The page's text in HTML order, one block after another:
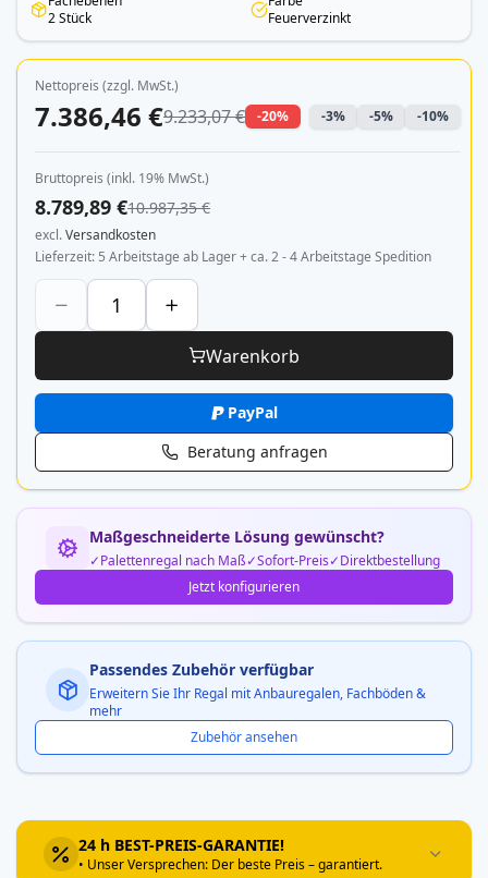
2 Stück
Feuerverzinkt
Nettopreis (zzgl. MwSt.)
7.386,46 €9.233,07 € -20% -3% -5% -10%
Bruttopreis (inkl. 19% MwSt.)
8.789,89 €10.987,35 €
excl.Versandkosten
Lieferzeit 5 Arbeitstage ab Lager + ca. 2 - 4 Arbeitstage Spedition
Warenkorb
PayPal
Beratung anfragen
Maßgeschneiderte Lösung gewünscht?
Palettenregal nach Maß Sofort-Preis
Direktbestellung
Jetzt konfigurieren
Passendes Zubehör verfügbar
Erweitern Sie Ihr Regal mit Anbauregalen, Fachböden &
mehr
Zubehör ansehen
24 h BEST-PREIS-GARANTIE!
• Unser Versprechen: Der beste Preis – garantiert.